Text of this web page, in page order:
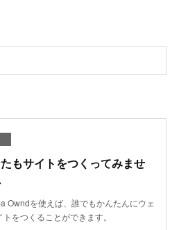
もサイトをつくってみませ
Owndを使えば、誰でもかんたんにウェ
トをつくることができます。